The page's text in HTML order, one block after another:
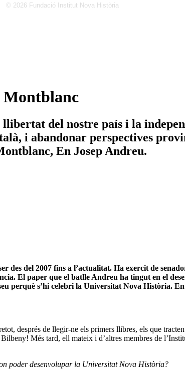
© 2026 Fundació Institut Nova Història
Montblanc
del nostre país i la
i abandonar perspectives
En Josep Andreu.
des del 2007 fins a l’actualitat. Ha exercit de
El paper que el batlle Andreu ha tingut en el
perquè s’hi celebri la Universitat Nova Història.
després de llegir-ne els primers llibres, els que
Més tard, ell mateix i d’altres membres de
poder desenvolupar la Universitat Nova Història?